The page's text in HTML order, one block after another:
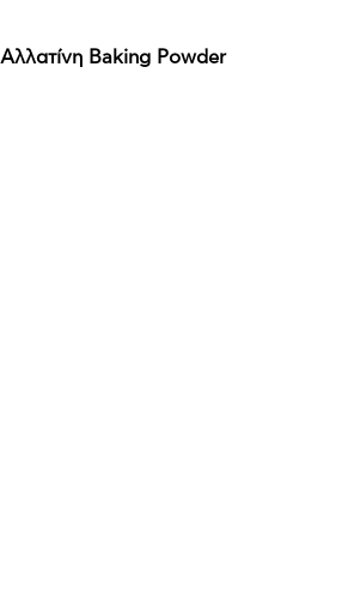
Αλλατίνη Baking Powder